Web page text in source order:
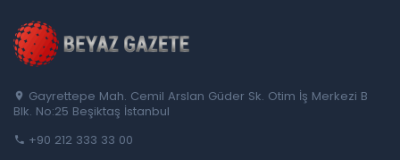
Gayrettepe Mah. Cemil Arslan Güder Sk. Otim İş Merkezi B
Blk. No:25 Beşiktaş İstanbul
+90 212 333 33 00